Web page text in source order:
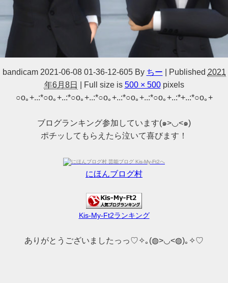
bandicam 2021-06-08 01-36-12-605 By ちー Published 2021
年6月8日
Full size is 500 × 500pixels
○o｡+..:*○o｡+..:*○o｡+..:*○o｡+..:*○o｡+..:*○o｡+..:*+..:*○o｡+
ブログランキング参加しています(๑>◡<๑)
ポチッしてもらえたら泣いて喜びます！
にほんブログ村
Kis-My-Ft2ランキング
ありがとうございましたっっ♡✧｡(◍>◡<◍)｡✧♡